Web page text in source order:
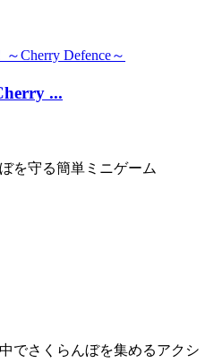
...
を守る簡単ミニゲーム
でさくらんぼを集めるアクシ